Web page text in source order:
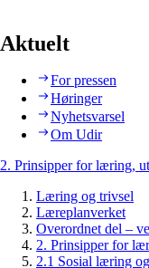
Aktuelt
For pressen
Høringer
Nyhetsvarsel
Om Udir
2. Prinsipper for læring,
Læring og trivsel
Læreplanverket
Overordnet del –
2. Prinsipper for
2.1 Sosial læring